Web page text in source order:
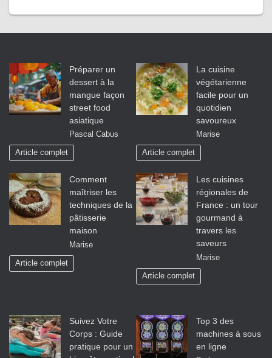
Préparer un
dessert à la
mangue façon
street food
asiatique
Pascal Cabus
Article complet
La cuisine
végétarienne
facile pour un
quotidien
savoureux
Marise
Article complet
Comment
maîtriser les
techniques de la
pâtisserie
maison
Marise
Article complet
Les cuisines
régionales de
France : un tour
gourmand à
travers les
saveurs
Marise
Article complet
Suivez Votre
Corps : Guide
pratique pour un
Top 3 des
machines à sous
en ligne